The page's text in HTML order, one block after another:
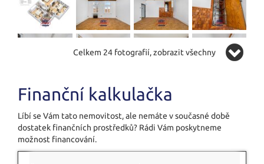
Celkem 24 fotografií, zobrazit všechny
Finanční kalkulačka
Líbí se Vám tato nemovitost, ale nemáte v současné době
dostatek finančních prostředků? Rádi Vám poskytneme
možnost financování.